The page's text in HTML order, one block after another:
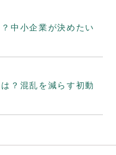
中小企業が決めたい
？混乱を減らす初動